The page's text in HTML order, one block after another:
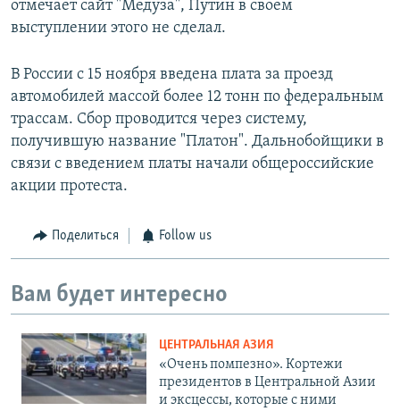
отмечает сайт "Медуза", Путин в своем
выступлении этого не сделал.
В России с 15 ноября введена плата за проезд
автомобилей массой более 12 тонн по федеральным
трассам. Сбор проводится через систему,
получившую название "Платон". Дальнобойщики в
связи с введением платы начали общероссийские
акции протеста.​
Поделиться Follow us
Вам будет интересно
ЦЕНТРАЛЬНАЯ АЗИЯ
«Очень помпезно». Кортежи
президентов в Центральной Азии
и эксцессы, которые с ними